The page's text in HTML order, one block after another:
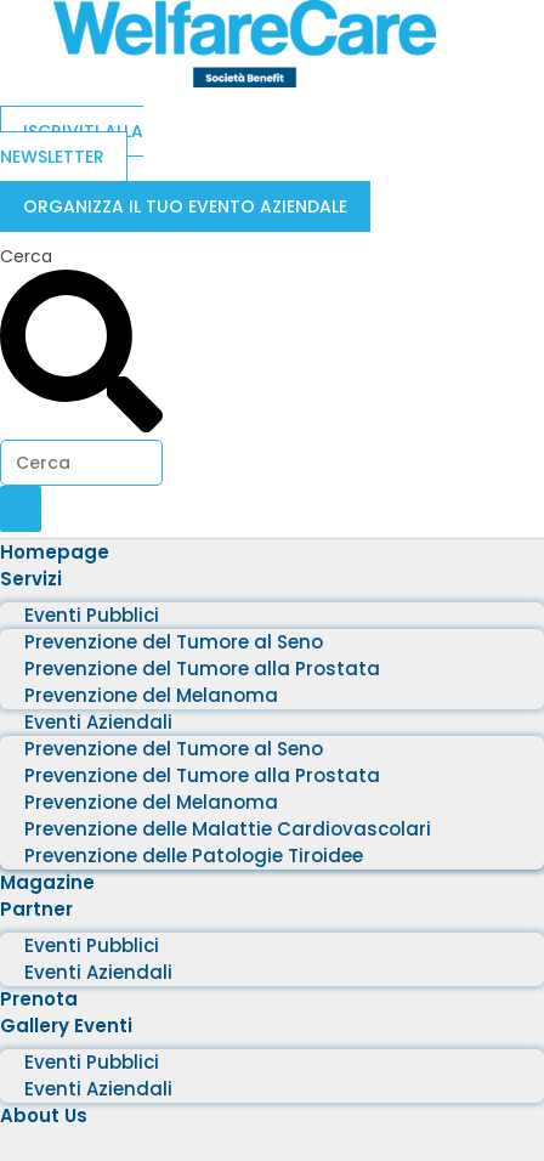
ISCRIVITI ALLA
NEWSLETTER
ORGANIZZA IL TUO EVENTO AZIENDALE
Cerca
Homepage
Servizi
Eventi Pubblici
Prevenzione del Tumore al Seno
Prevenzione del Tumore alla Prostata
Prevenzione del Melanoma
Eventi Aziendali
Prevenzione del Tumore al Seno
Prevenzione del Tumore alla Prostata
Prevenzione del Melanoma
Prevenzione delle Malattie Cardiovascolari
Prevenzione delle Patologie Tiroidee
Magazine
Partner
Eventi Pubblici
Eventi Aziendali
Prenota
Gallery Eventi
Eventi Pubblici
Eventi Aziendali
About Us